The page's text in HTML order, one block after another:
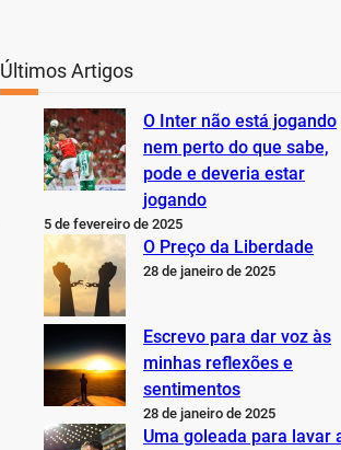
Últimos Artigos
O Inter não está jogando
nem perto do que sabe,
pode e deveria estar
jogando
5 de fevereiro de 2025
O Preço da Liberdade
28 de janeiro de 2025
Escrevo para dar voz às
minhas reflexões e
sentimentos
28 de janeiro de 2025
Uma goleada para lavar